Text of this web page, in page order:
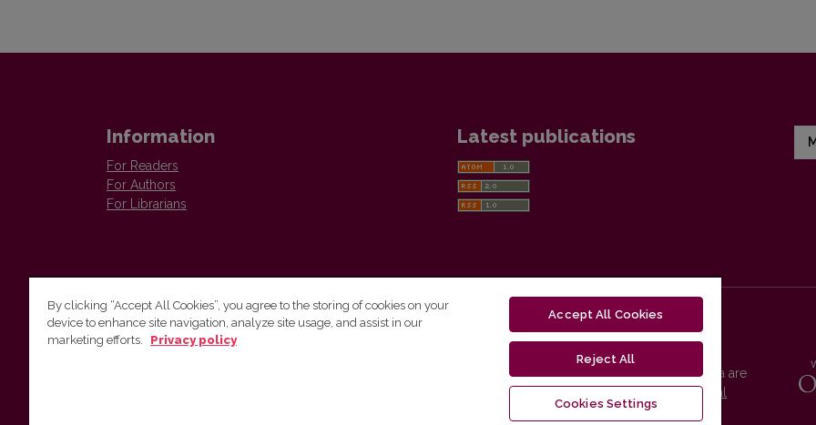
Information
For Readers
For Authors
For Librarians
Latest publications
Vilnius University Press
Vilnius University Press platform and metadata are
distributed by
Creative Commons International
By clicking “Accept All Cookies”, you agree to the storing of cookies on your
device to enhance site navigation, analyze site usage, and assist in our
marketing efforts.
Privacy policy
Accept All Cookies
Reject All
Cookies Settings